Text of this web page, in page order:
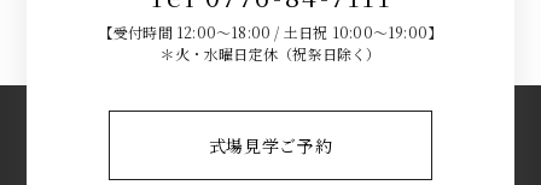
【受付時間 12:00～18:00 / 土日祝 10:00～19:00】
＊火・水曜日定休（祝祭日除く）
式場見学ご予約